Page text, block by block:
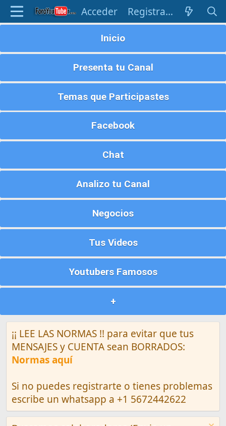
Acceder Registrarse
Inicio
Presenta tu Canal
Temas que Participastes
Facebook
Chat
Analizo tu Canal
Negocios
Tus Videos
Youtubers Famosos
+
¡¡ LEE LAS NORMAS !! para evitar que tus
MENSAJES y CUENTA sean BORRADOS:
Normas aquí
Si no puedes registrarte o tienes problemas
escribe un whatsapp a +1 5672442622